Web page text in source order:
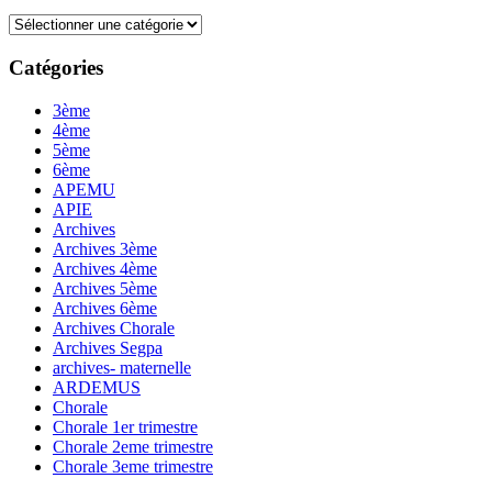
Catégories
Catégories
3ème
4ème
5ème
6ème
APEMU
APIE
Archives
Archives 3ème
Archives 4ème
Archives 5ème
Archives 6ème
Archives Chorale
Archives Segpa
archives- maternelle
ARDEMUS
Chorale
Chorale 1er trimestre
Chorale 2eme trimestre
Chorale 3eme trimestre